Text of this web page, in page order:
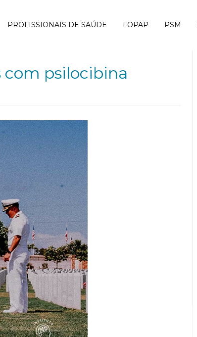
PROFISSIONAIS DE SAÚDE FOPAP PSM
com psilocibina